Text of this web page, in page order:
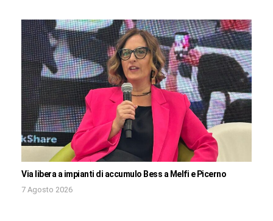
Via libera a impianti di accumulo Bess a Melfi e Picerno
7 Agosto 2026